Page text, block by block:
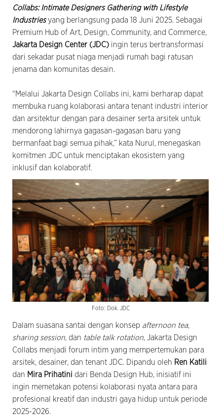
Collabs: Intimate Designers Gathering with Lifestyle
Industries yang berlangsung pada 18 Juni 2025. Sebagai
Premium Hub of Art, Design, Community, and Commerce,
Jakarta Design Center (JDC) ingin terus bertransformasi
dari sekadar pusat niaga menjadi rumah bagi ratusan
jenama dan komunitas desain.
“Melalui Jakarta Design Collabs ini, kami berharap dapat
membuka ruang kolaborasi antara tenant industri interior
dan arsitektur dengan para desainer serta arsitek untuk
mendorong lahirnya gagasan-gagasan baru yang
bermanfaat bagi semua pihak,” kata Nurul, menegaskan
komitmen JDC untuk menciptakan ekosistem yang
inklusif dan kolaboratif.
Foto: Dok. JDC
Dalam suasana santai dengan konsep afternoon tea,
sharing session, dan table talk rotation, Jakarta Design
Collabs menjadi forum intim yang mempertemukan para
arsitek, desainer, dan tenant JDC. Dipandu oleh Ren Katili
dan Mira Prihatini dari Benda Design Hub, inisiatif ini
ingin memetakan potensi kolaborasi nyata antara para
profesional kreatif dan industri gaya hidup untuk periode
2025-2026.